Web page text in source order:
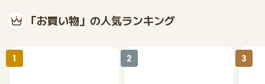
「お買い物」の人気ランキング
1 2 3